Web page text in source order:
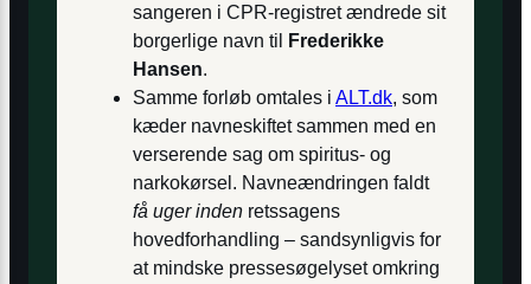
sangeren i CPR-registret ændrede sit
borgerlige navn til
Frederikke
Hansen.
Samme forløb omtales i ALT.dk, som
kæder navneskiftet sammen med en
verserende sag om spiritus- og
narkokørsel. Navneændringen faldt
få uger inden retssagens
hovedforhandling – sandsynligvis for
at mindske presse­søgelyset omkring